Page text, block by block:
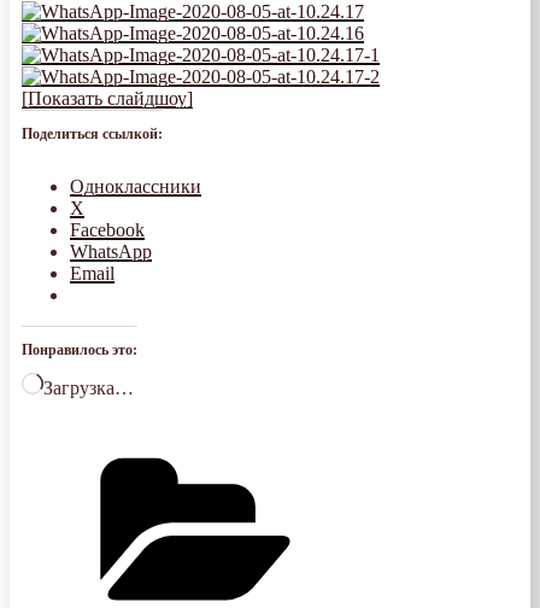
[Показать слайдшоу]
Поделиться ссылкой:
Одноклассники
X
Facebook
WhatsApp
Email
Понравилось это:
Загрузка…